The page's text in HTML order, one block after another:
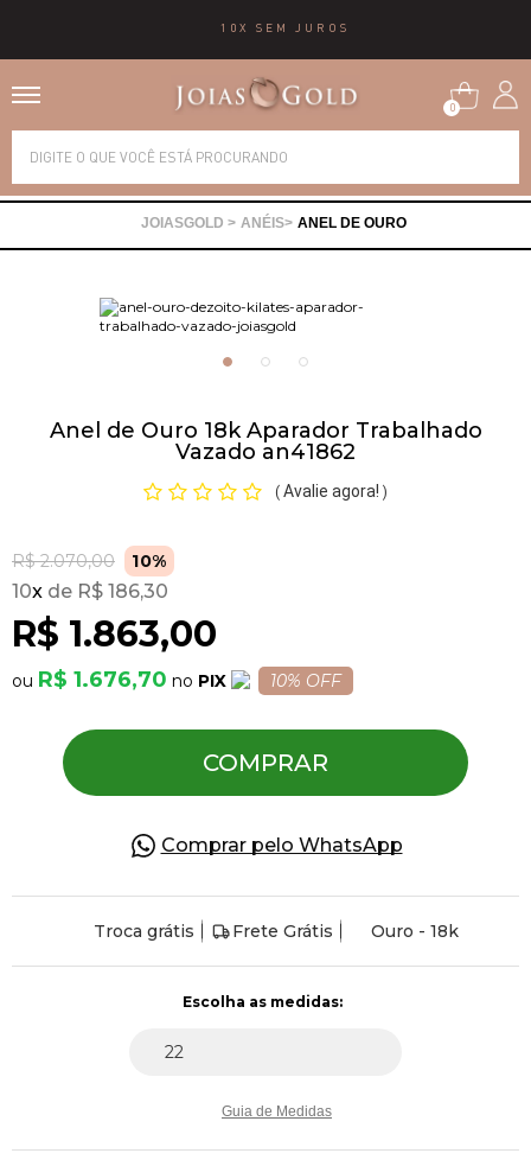
10X SEM JUROS
0
ANÉIS ANEL DE OURO
Anel de Ouro 18k Aparador Trabalhado
Vazado an41862
( Avalie agora! )
R$ 2.070,00 10%
R$ 1.863,00
10x R$ 186,30
R$ 1.676,70 PIX 10% OFF
COMPRAR
Comprar pelo WhatsApp
Troca grátis Frete Grátis Ouro - 18k
Guia de Medidas
Alianças
Brincos
Pulseiras
Piercing
Pedras Preciosas